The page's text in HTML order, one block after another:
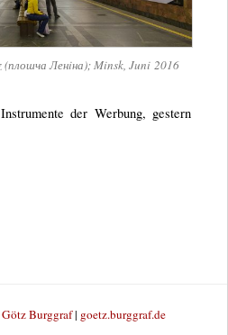
Ленiна); Minsk, Juni 2016
der Wer­bung, ges­tern
Götz Burggraf| goetz.burggraf.de